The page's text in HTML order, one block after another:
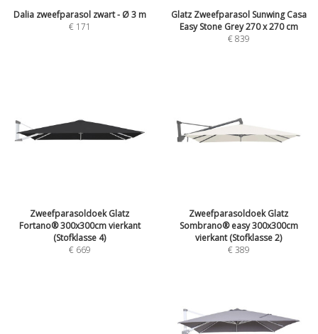
Dalia zweefparasol zwart - Ø 3 m
€ 171
Glatz Zweefparasol Sunwing Casa
Easy Stone Grey 270 x 270 cm
€839
Zweefparasoldoek Glatz
Fortano® 300x300cm vierkant
(Stofklasse 4)
€ 669
Zweefparasoldoek Glatz
Sombrano® easy 300x300cm
vierkant (Stofklasse 2)
€389